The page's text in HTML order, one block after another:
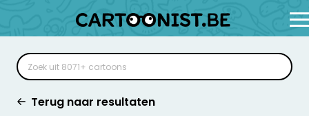
Terug naar resultaten